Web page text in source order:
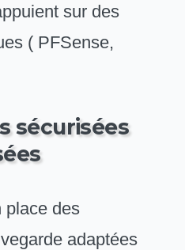
sur des
( PFSense,
sécurisées
place des
adaptées